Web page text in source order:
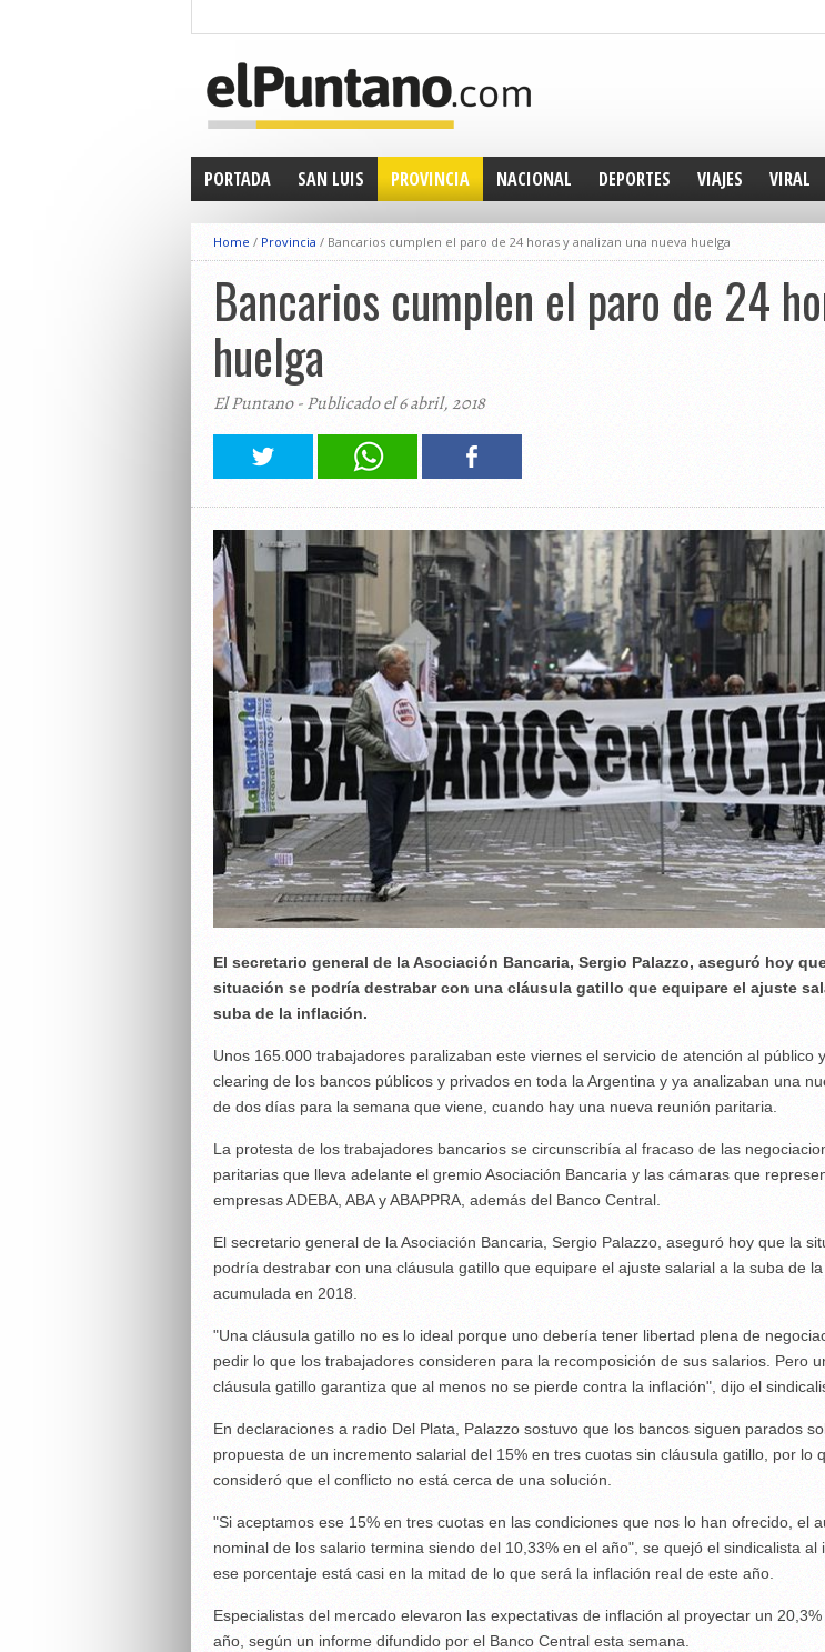
PORTADA SAN LUIS PROVINCIA NACIONAL DEPORTES VIAJES VIRAL
Home / Provincia / Bancarios cumplen el paro de 24 horas y analizan una nueva huelga
Bancarios cumplen el paro de 24
huelga
El Puntano - Publicado el 6 abril, 2018
El secretario general de la Asociación Bancaria, Sergio Palazzo, aseguró hoy
situación se podría destrabar con una cláusula gatillo que equipare el ajuste
suba de la inflación.
Unos 165.000 trabajadores paralizaban este viernes el servicio de atención al público
clearing de los bancos públicos y privados en toda la Argentina y ya analizaban una
de dos días para la semana que viene, cuando hay una nueva reunión paritaria.
La protesta de los trabajadores bancarios se circunscribía al fracaso de las
paritarias que lleva adelante el gremio Asociación Bancaria y las cámaras que
empresas ADEBA, ABA y ABAPPRA, además del Banco Central.
El secretario general de la Asociación Bancaria, Sergio Palazzo, aseguró hoy que la
podría destrabar con una cláusula gatillo que equipare el ajuste salarial a la suba de
acumulada en 2018.
"Una cláusula gatillo no es lo ideal porque uno debería tener libertad plena de
pedir lo que los trabajadores consideren para la recomposición de sus salarios. Pero
cláusula gatillo garantiza que al menos no se pierde contra la inflación", dijo el
En declaraciones a radio Del Plata, Palazzo sostuvo que los bancos siguen parados
propuesta de un incremento salarial del 15% en tres cuotas sin cláusula gatillo, por lo
consideró que el conflicto no está cerca de una solución.
"Si aceptamos ese 15% en tres cuotas en las condiciones que nos lo han ofrecido, el
nominal de los salario termina siendo del 10,33% en el año", se quejó el sindicalista al
ese porcentaje está casi en la mitad de lo que será la inflación real de este año.
Especialistas del mercado elevaron las expectativas de inflación al proyectar un
año, según un informe difundido por el Banco Central esta semana.